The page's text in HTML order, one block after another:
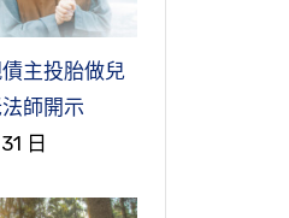
主投胎做兒
師開示
日